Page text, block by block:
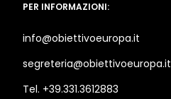
PER INFORMAZIONI:
info@obiettivoeuropa.it
segreteria@obiettivoeuropa.it
Tel. +39.331.3612883